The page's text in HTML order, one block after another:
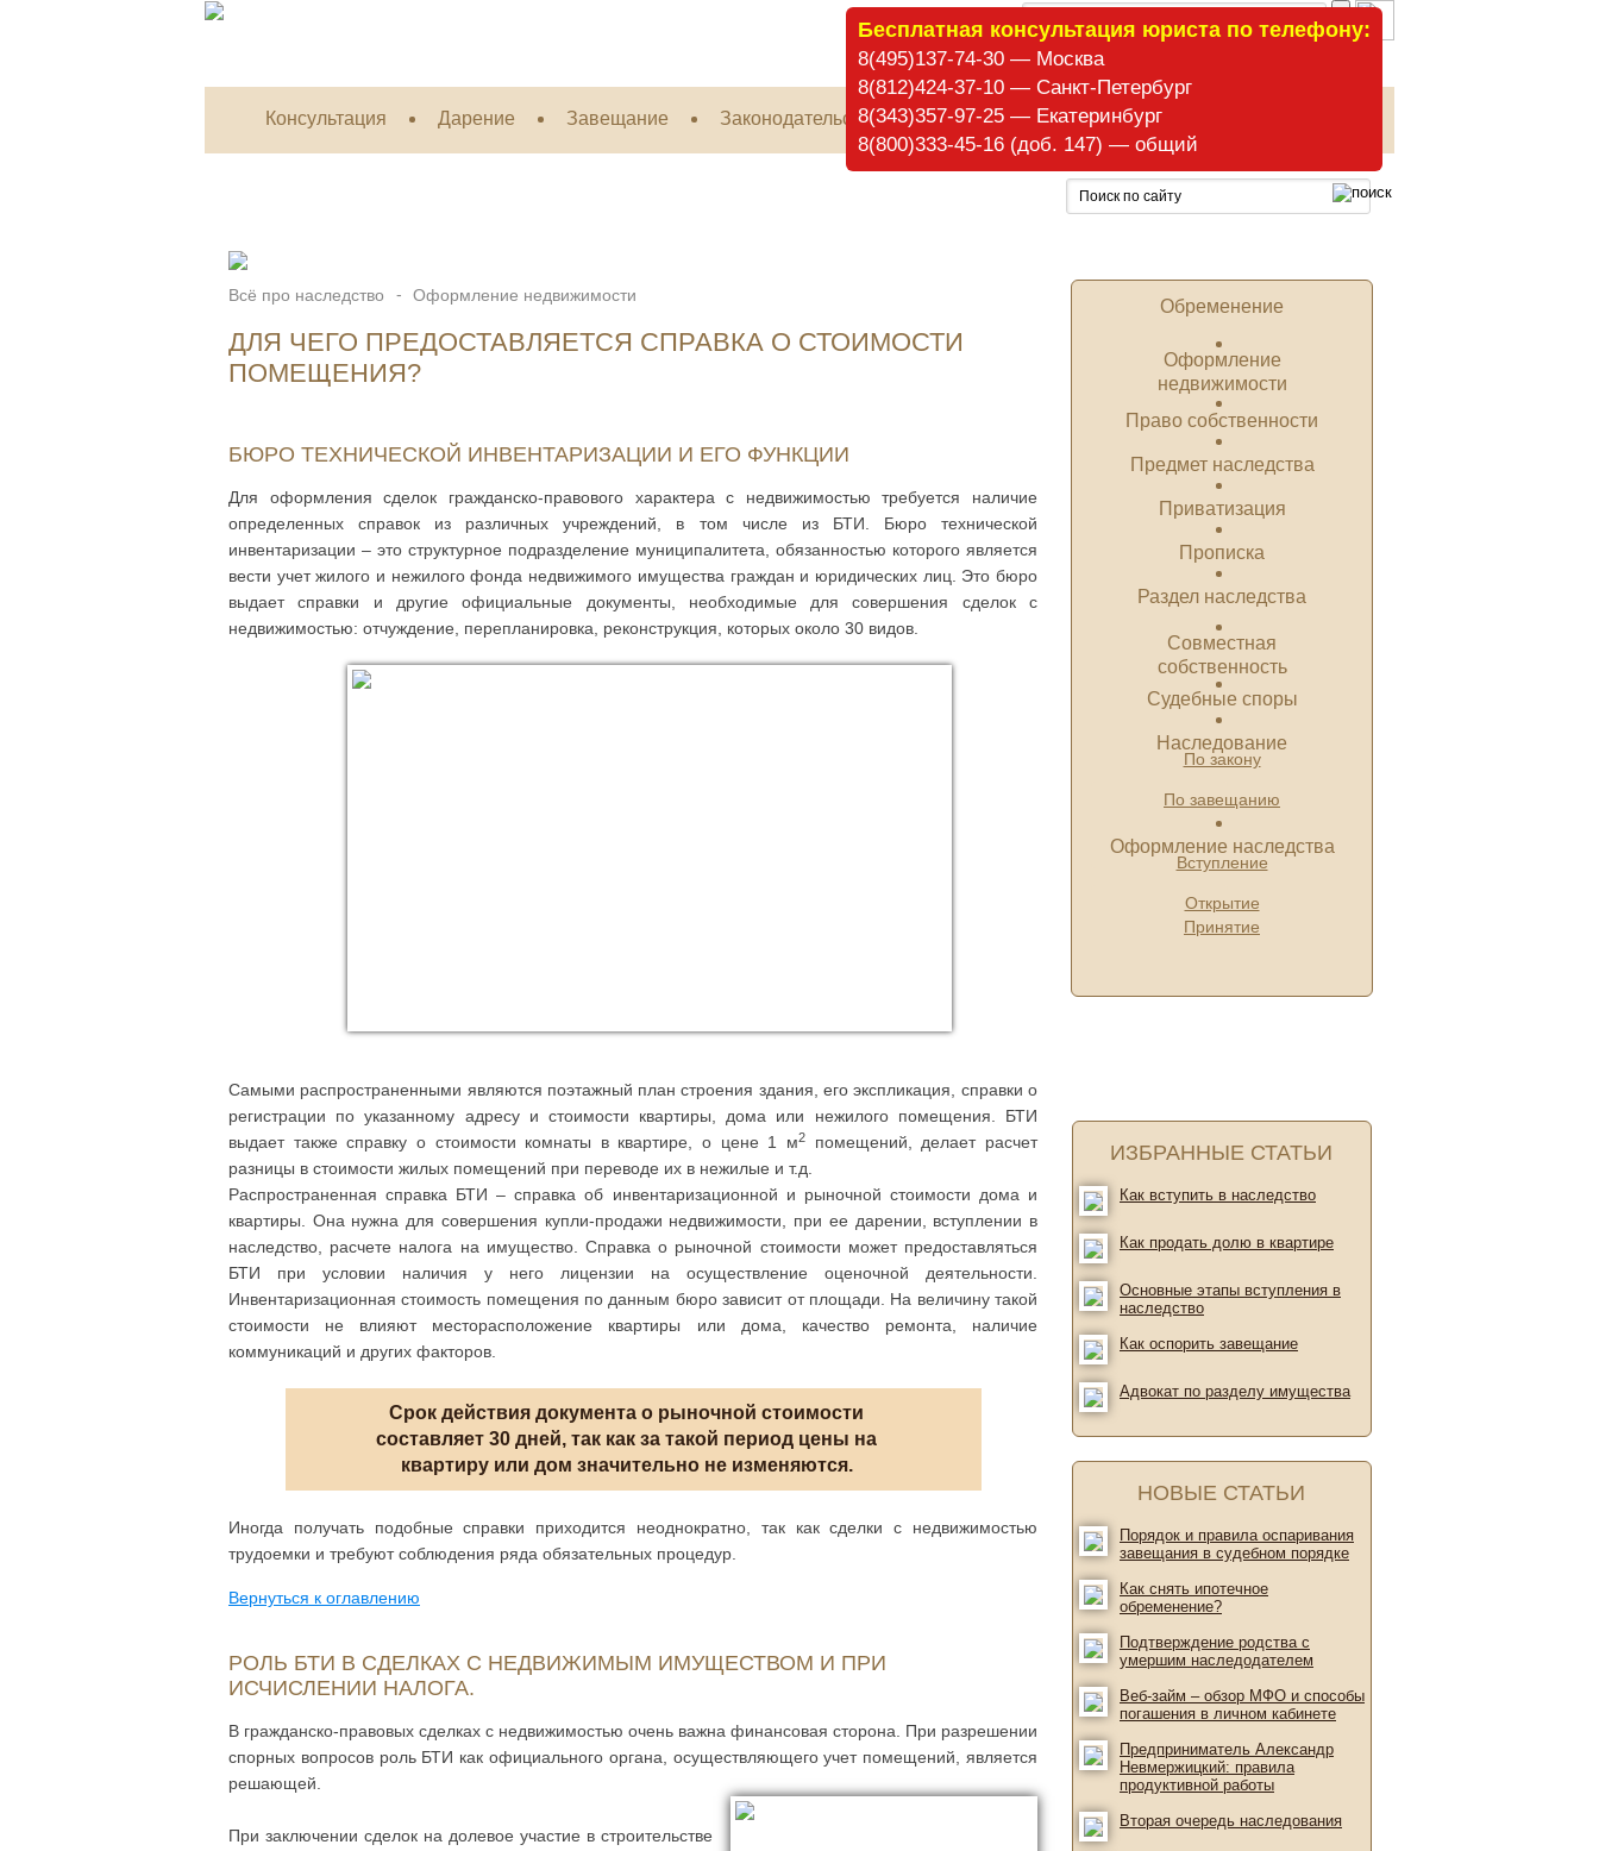
Консультация Дарение Завещание Законодательство Налогообложение наследства
Обременение
Оформление
недвижимости
Право собственности
Предмет наследства
Приватизация
Прописка
Раздел наследства
Совместная
собственность
Судебные споры
Наследование
По закону
По завещанию
Оформление наследства
Вступление
Открытие
Принятие
Бесплатная консультация юриста по телефону:
8(495)137-74-30 — Москва
8(812)424-37-10 — Санкт-Петербург
8(343)357-97-25 — Екатеринбург
8(800)333-45-16 (доб. 147) — общий
Всё про наследство Оформление недвижимости
ДЛЯ ЧЕГО ПРЕДОСТАВЛЯЕТСЯ СПРАВКА О СТОИМОСТИ
ПОМЕЩЕНИЯ?
БЮРО ТЕХНИЧЕСКОЙ ИНВЕНТАРИЗАЦИИ И ЕГО ФУНКЦИИ
Для оформления сделок гражданско-правового характера с недвижимостью требуется наличие
определенных справок из различных учреждений, в том числе из БТИ. Бюро технической
инвентаризации – это структурное подразделение муниципалитета, обязанностью которого является
вести учет жилого и нежилого фонда недвижимого имущества граждан и юридических лиц. Это бюро
выдает справки и другие официальные документы, необходимые для совершения сделок с
недвижимостью: отчуждение, перепланировка, реконструкция, которых около 30 видов.
Самыми распространенными являются поэтажный план строения здания, его экспликация, справки о
регистрации по указанному адресу и стоимости квартиры, дома или нежилого помещения. БТИ
выдает также справку о стоимости комнаты в квартире, о цене 1 м2
помещений, делает расчет
разницы в стоимости жилых помещений при переводе их в нежилые и т.д.
Распространенная справка БТИ – справка об инвентаризационной и рыночной стоимости дома и
квартиры. Она нужна для совершения купли-продажи недвижимости, при ее дарении, вступлении в
наследство, расчете налога на имущество. Справка о рыночной стоимости может предоставляться
БТИ при условии наличия у него лицензии на осуществление оценочной деятельности.
Инвентаризационная стоимость помещения по данным бюро зависит от площади. На величину такой
стоимости не влияют месторасположение квартиры или дома, качество ремонта, наличие
коммуникаций и других факторов.
Срок действия документа о рыночной стоимости
составляет 30 дней, так как за такой период цены на
квартиру или дом значительно не изменяются.
Иногда получать подобные справки приходится неоднократно, так как сделки с недвижимостью
трудоемки и требуют соблюдения ряда обязательных процедур.
Вернуться к оглавлению
РОЛЬ БТИ В СДЕЛКАХ С НЕДВИЖИМЫМ ИМУЩЕСТВОМ И ПРИ
ИСЧИСЛЕНИИ НАЛОГА.
В гражданско-правовых сделках с недвижимостью очень важна финансовая сторона. При разрешении
спорных вопросов роль БТИ как официального органа, осуществляющего учет помещений, является
решающей.
При заключении сделок на долевое участие в строительстве
ИЗБРАННЫЕ СТАТЬИ
Как вступить в наследство
Как продать долю в квартире
Основные этапы вступления в
наследство
Как оспорить завещание
Адвокат по разделу имущества
НОВЫЕ СТАТЬИ
Порядок и правила оспаривания
завещания в судебном порядке
Как снять ипотечное
обременение?
Подтверждение родства с
умершим наследодателем
Веб-займ – обзор МФО и способы
погашения в личном кабинете
Предприниматель Александр
Невмержицкий: правила
продуктивной работы
Вторая очередь наследования